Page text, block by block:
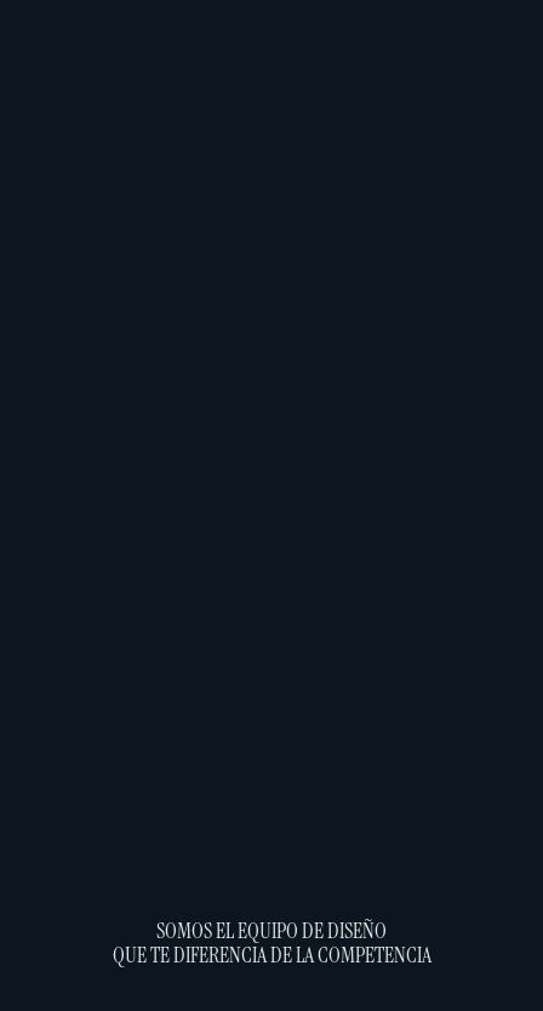
SOMOS EL EQUIPO DE DISEÑO
QUE TE DIFERENCIA DE LA COMPETENCIA